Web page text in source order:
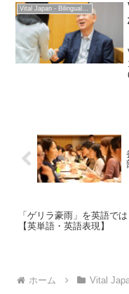
Vital Japan - Bilingual Professionals Network
「ゲリラ豪雨」を英語で
【英単語・英語表現】
ホーム Vital